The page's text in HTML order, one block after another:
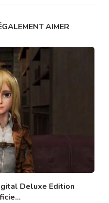
AIMER
Deluxe Edition